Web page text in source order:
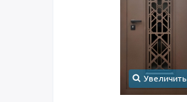
Увеличить